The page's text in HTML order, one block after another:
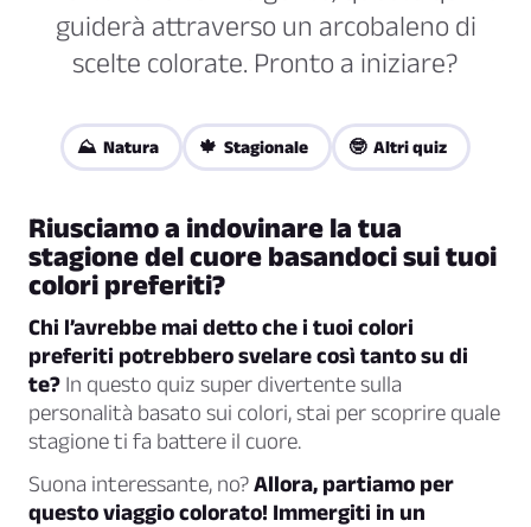
guiderà attraverso un arcobaleno di
scelte colorate. Pronto a iniziare?
⛰️ Natura 🍁 Stagionale 🤓 Altri quiz
Riusciamo a indovinare la tua
stagione del cuore basandoci sui tuoi
colori preferiti?
Chi l’avrebbe mai detto che i tuoi colori
preferiti potrebbero svelare così tanto su di
te? In questo quiz super divertente sulla
personalità basato sui colori, stai per scoprire quale
stagione ti fa battere il cuore.
Suona interessante, no?Allora, partiamo per
questo viaggio colorato! Immergiti in un